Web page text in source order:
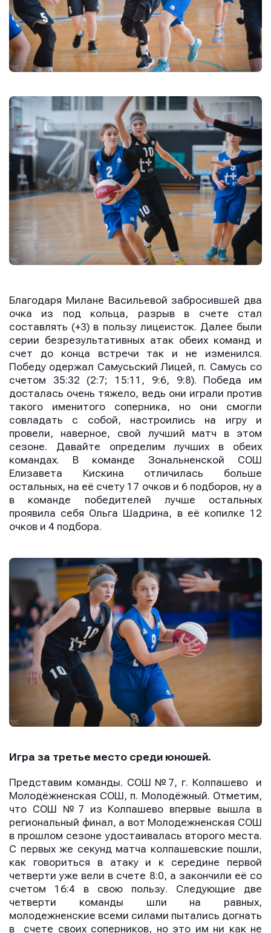
Благодаря Милане Васильевой забросившей два
очка из под кольца, разрыв в счете стал
составлять (+3) в пользу лицеисток. Далее были
серии безрезультативных атак обеих команд и
счет до конца встречи так и не изменился.
Победу одержал Самусьский Лицей, п. Самусь со
счетом 35:32 (2:7; 15:11, 9:6, 9:8). Победа им
досталась очень тяжело, ведь они играли против
такого именитого соперника, но они смогли
совладать с собой, настроились на игру и
провели, наверное, свой лучший матч в этом
сезоне. Давайте определим лучших в обеих
командах. В команде Зональненской СОШ
Елизавета Кискина отличилась больше
остальных, на её счету 17 очков и 6 подборов, ну а
в команде победителей лучше остальных
проявила себя Ольга Шадрина, в её копилке 12
очков и 4 подбора.
Игра за третье место среди юношей.
Представим команды. СОШ №7, г. Колпашево и
Молодёжненская СОШ, п. Молодёжный. Отметим,
что СОШ №7 из Колпашево впервые вышла в
региональный финал, а вот Молодежненская СОШ
в прошлом сезоне удостаивалась второго места.
С первых же секунд матча колпашевские пошли,
как говориться в атаку и к середине первой
четверти уже вели в счете 8:0, а закончили её со
счетом 16:4 в свою пользу. Следующие две
четверти команды шли на равных,
молодежненские всеми силами пытались догнать
в счете своих соперников, но это им ни как не